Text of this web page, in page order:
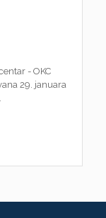
- OKC
29. januara